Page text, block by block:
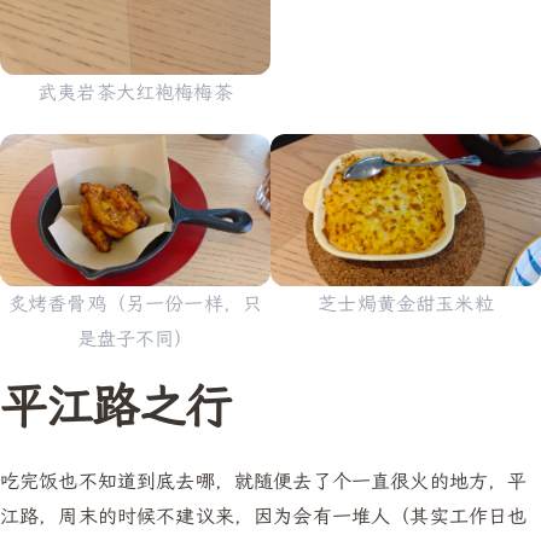
武夷岩茶大红袍梅梅茶
炙烤香骨鸡（另一份一样，只
是盘子不同）
芝士焗黄金甜玉米粒
平江路之行
吃完饭也不知道到底去哪，就随便去了个一直很火的地方，平
江路，周末的时候不建议来，因为会有一堆人（其实工作日也